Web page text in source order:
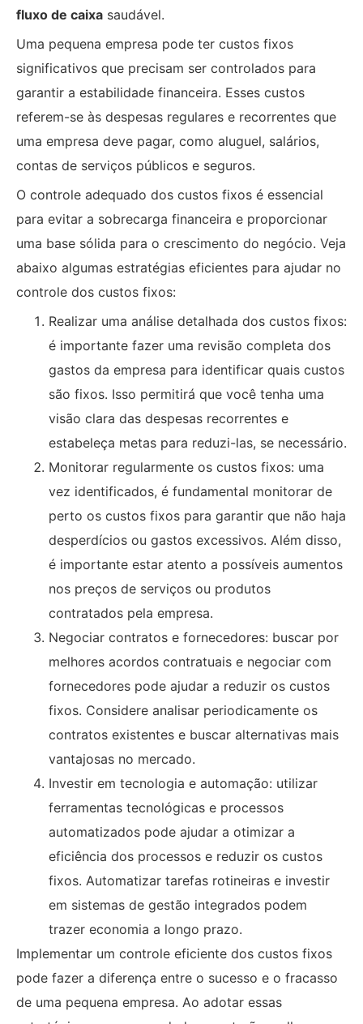
fluxo de caixa saudável.
Uma pequena empresa pode ter custos fixos
significativos que precisam ser controlados para
garantir a estabilidade financeira. Esses custos
referem-se às despesas regulares e recorrentes que
uma empresa deve pagar, como aluguel, salários,
contas de serviços públicos e seguros.
O controle adequado dos custos fixos é essencial
para evitar a sobrecarga financeira e proporcionar
uma base sólida para o crescimento do negócio. Veja
abaixo algumas estratégias eficientes para ajudar no
controle dos custos fixos:
Realizar uma análise detalhada dos custos fixos:
é importante fazer uma revisão completa dos
gastos da empresa para identificar quais custos
são fixos. Isso permitirá que você tenha uma
visão clara das despesas recorrentes e
estabeleça metas para reduzi-las, se necessário.
Monitorar regularmente os custos fixos: uma
vez identificados, é fundamental monitorar de
perto os custos fixos para garantir que não haja
desperdícios ou gastos excessivos. Além disso,
é importante estar atento a possíveis aumentos
nos preços de serviços ou produtos
contratados pela empresa.
Negociar contratos e fornecedores: buscar por
melhores acordos contratuais e negociar com
fornecedores pode ajudar a reduzir os custos
fixos. Considere analisar periodicamente os
contratos existentes e buscar alternativas mais
vantajosas no mercado.
Investir em tecnologia e automação: utilizar
ferramentas tecnológicas e processos
automatizados pode ajudar a otimizar a
eficiência dos processos e reduzir os custos
fixos. Automatizar tarefas rotineiras e investir
em sistemas de gestão integrados podem
trazer economia a longo prazo.
Implementar um controle eficiente dos custos fixos
pode fazer a diferença entre o sucesso e o fracasso
de uma pequena empresa. Ao adotar essas